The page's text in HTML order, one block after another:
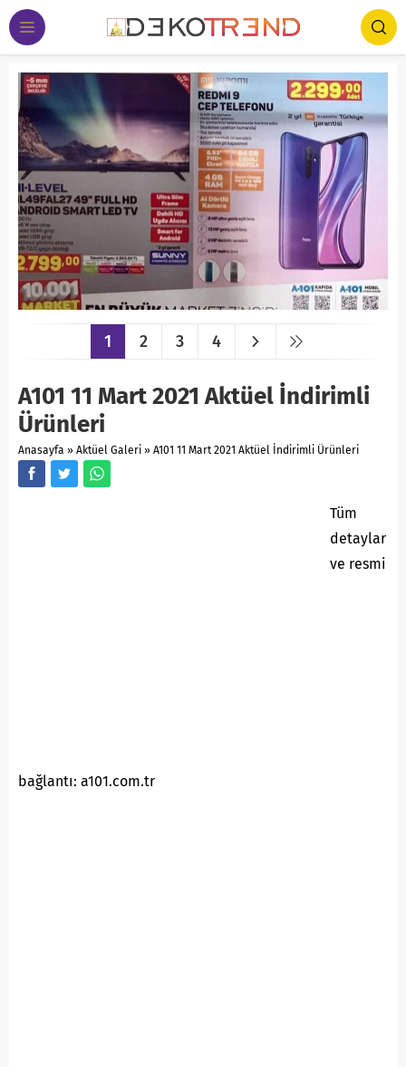
1 2 3 4
A101 11 Mart 2021 Aktüel İndirimli
Ürünleri
Anasayfa » Aktüel Galeri » A101 11 Mart 2021 Aktüel İndirimli Ürünleri
Tüm
detaylar
ve resmi
bağlantı: a101.com.tr